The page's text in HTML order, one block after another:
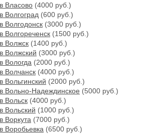
Власово (4000 руб.)
Волгоград (600 руб.)
Волгодонск (3000 руб.)
Волгореченск (1500 руб.)
Волжск (1400 руб.)
Волжский (3000 руб.)
Вологда (2000 руб.)
Волчанск (4000 руб.)
Вольгинский (2000 руб.)
Вольно-Надеждинское (5000 руб.)
Вольск (4000 руб.)
Вольский (1000 руб.)
Воркута (7000 руб.)
Воробьевка (6500 руб.)